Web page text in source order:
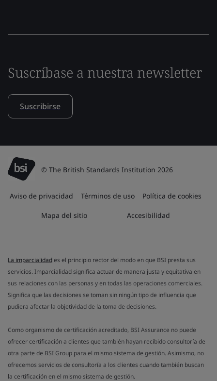
Suscríbase a nuestra newsletter
Suscribirse
© The British Standards Institution 2026
Aviso de privacidad Términos de uso Política de cookies
Mapa del sitio Accesibilidad
La imparcialidades el principio rector del modo en que BSI presta sus
servicios. Imparcialidad significa actuar de manera justa y equitativa en
sus relaciones con las personas y en todas las operaciones comerciales.
Significa que las decisiones se toman sin ningún tipo de influencia que
pudiera afectar la objetividad de la toma de decisiones.
Como organismo de certificación acreditado, BSI Assurance no puede
ofrecer certificación a clientes que también hayan recibido consultoría de
otra parte de BSI Group para el mismo sistema de gestión. Asimismo, no
ofrecemos servicios de consultoría a los clientes cuando también buscan
la certificación en el mismo sistema de gestión.